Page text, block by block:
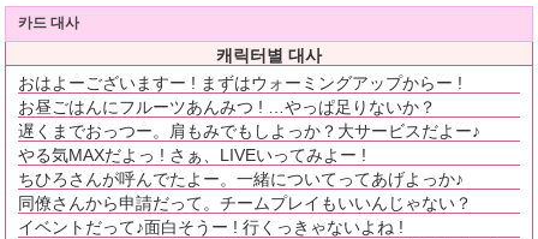
카드 대사
캐릭터별 대사
おはよーございますー ! まずはウォーミングアップからー !
お昼ごはんにフルーツあんみつ ! …やっぱ足りないか？
遅くまでおっつー。肩もみでもしよっか？大サービスだよー♪
やる気MAXだよっ ! さぁ、LIVEいってみよー !
ちひろさんが呼んでたよー。一緒についてってあげよっか♪
同僚さんから申請だって。チームプレイもいいんじゃない？
イベントだって♪面白そうー ! 行くっきゃないよね !